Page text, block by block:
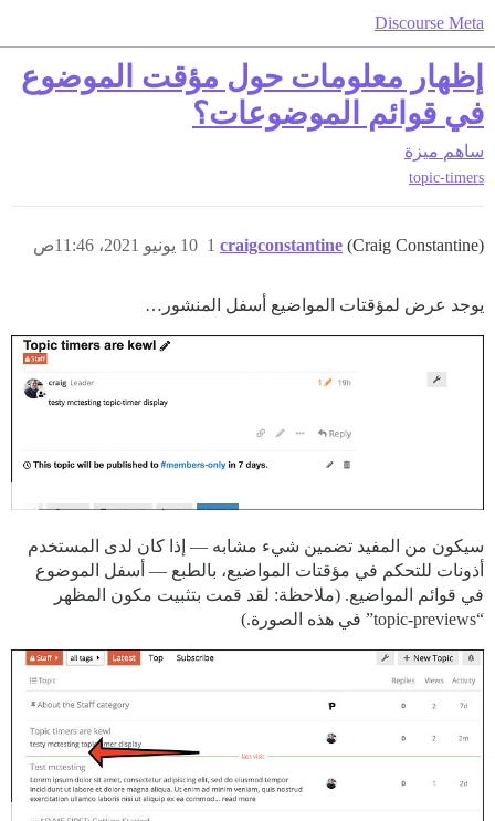
Discourse Meta
إظهار معلومات حول مؤقت الموضوع
في قوائم الموضوعات؟
ساهم ميزة
topic-timers
craigconstantine (Craig Constantine) 10 يونيو 2021، 11:46ص 1
يوجد عرض لمؤقتات المواضيع أسفل المنشور…
سيكون من المفيد تضمين شيء مشابه — إذا كان لدى المستخدم
أذونات للتحكم في مؤقتات المواضيع، بالطبع — أسفل الموضوع
في قوائم المواضيع. (ملاحظة: لقد قمت بتثبيت مكون المظهر
“topic-previews” في هذه الصورة.)